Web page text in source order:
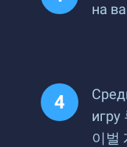
на
игру
이벌